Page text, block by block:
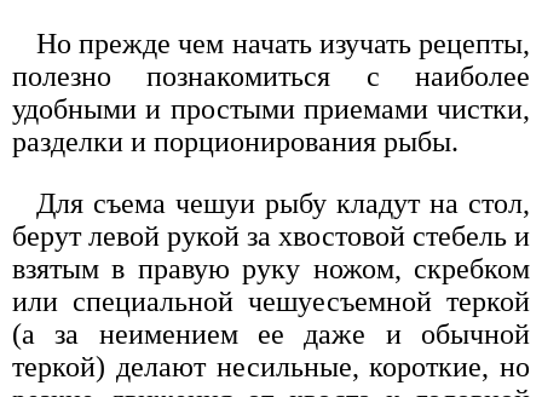
Но прежде чем начать изучать рецепты,
полезно познакомиться с наиболее
удобными и простыми приемами чистки,
разделки и порционирования рыбы.
Для съема чешуи рыбу кладут на стол,
берут левой рукой за хвостовой стебель и
взятым в правую руку ножом, скребком
или специальной чешуесъемной теркой
(а за неимением ее даже и обычной
теркой) делают несильные, короткие, но